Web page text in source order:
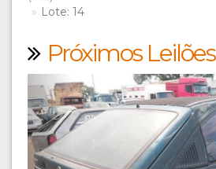
Lote: 14
Próximos Leilões
Previous